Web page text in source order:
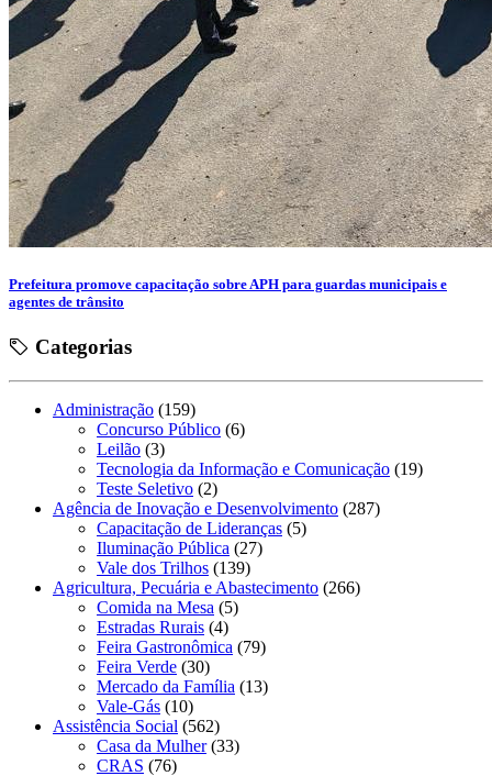
Prefeitura promove capacitação sobre APH para guardas municipais e
agentes de trânsito
Categorias
Administração (159)
Concurso Público (6)
Leilão (3)
Tecnologia da Informação e Comunicação (19)
Teste Seletivo (2)
Agência de Inovação e Desenvolvimento (287)
Capacitação de Lideranças (5)
Iluminação Pública (27)
Vale dos Trilhos (139)
Agricultura, Pecuária e Abastecimento (266)
Comida na Mesa (5)
Estradas Rurais (4)
Feira Gastronômica (79)
Feira Verde (30)
Mercado da Família (13)
Vale-Gás (10)
Assistência Social (562)
Casa da Mulher(33)
CRAS (76)